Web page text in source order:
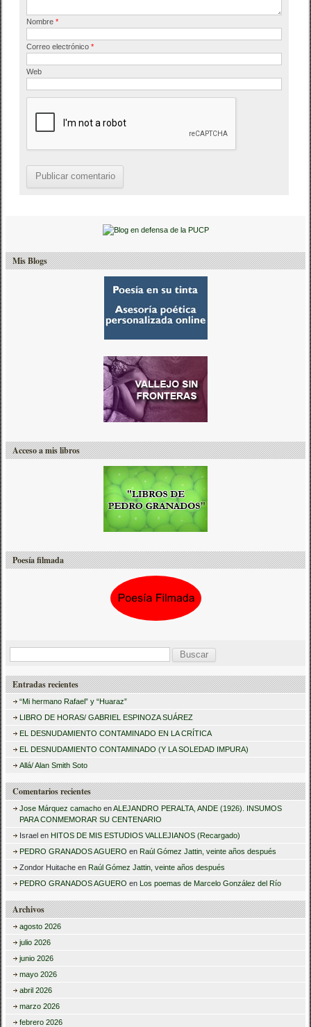
Nombre*
Correo electrónico*
Web
Mis Blogs
Acceso a mis libros
Poesía filmada
s
r
Entradas recientes
“Mi hermano Rafael” y “Huaraz”
LIBRO DE HORAS/ GABRIEL ESPINOZA SUÁREZ
EL DESNUDAMIENTO CONTAMINADO EN LA CRÍTICA
EL DESNUDAMIENTO CONTAMINADO (Y LA SOLEDAD IMPURA)
Allá/ Alan Smith Soto
Comentarios recientes
Jose Márquez camacho enALEJANDRO PERALTA, ANDE (1926). INSUMOS
PARA CONMEMORAR SU CENTENARIO
Israel en HITOS DE MIS ESTUDIOS VALLEJIANOS (Recargado)
PEDRO GRANADOS AGUERO en Raúl Gómez Jattin, veinte años después
Zondor Huitache en Raúl Gómez Jattin, veinte años después
PEDRO GRANADOS AGUERO en Los poemas de Marcelo González del Río
Archivos
agosto 2026
julio 2026
junio 2026
mayo 2026
abril 2026
marzo 2026
febrero 2026